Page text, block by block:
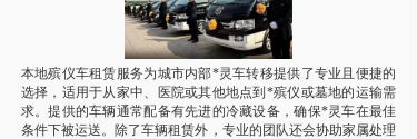
本地殡仪车租赁服务为城市内部*灵车转移提供了专业且便捷的
选择，适用于从家中、医院或其他地点到*殡仪或墓地的运输需
求。提供的车辆通常配备有先进的冷藏设备，确保*灵车在最佳
条件下被运送。除了车辆租赁外，专业的团队还会协助家属处理